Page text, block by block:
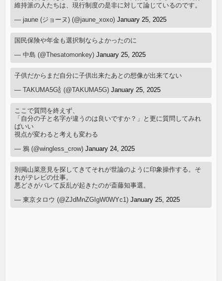
維持派の人たちは、現行制度の是非に対して論じているのです。
— jaune (ジョーヌ) (@jaune_xoxo)January 25, 2025
国民保険や年金も選択制ならよかったのに
— 中島 (@Thesatomonkey)January 25, 2025
子供だからまだ自分に子供出来たあとの想像が出来てない
— TAKUMA5G🍾 (@TAKUMA5G)January 25, 2025
ここで質問を終えず、
「自分の子と名字が違うのは良いですか？」と更に質問してみれ
ばいい
視点が変わると考えも変わる
— 鴉 (@wingless_crow)January 24, 2025
別掲山菜意見を探してきてそれが世論のように印象操作する。そ
れがテレビの仕事。
悪どさがバレて反乱が起きたのが斎藤知事選。
— 東京タロウ (@ZJdMnZGIgW0WYc1)January 25, 2025